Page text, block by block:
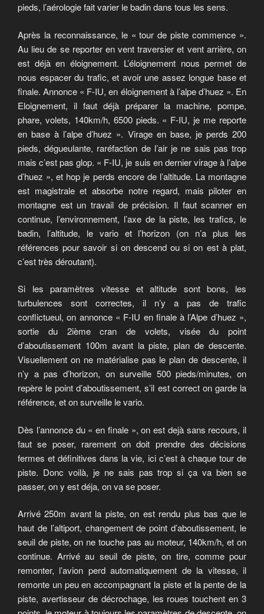
pieds, l’aérologie fait varier le badin dans tous les sens.
Après la reconnaissance, le « tour de piste commence ».
Au lieu de se reporter en vent traversier et vent arrière, on
est déjà en éloignement. L’éloignement nous permet de
nous espacer du trafic, et avoir une assez longue base et
finale. Annonce « F-IU, en éloignement à l’alpe d’huez ». En
Eloignement, il faut déjà préparer la machine, pompe,
phare, volets, 140km/h, 6500 pieds. « F-IU, je me reporte
en base à l’alpe d’huez ». Virage en base, je perds 200
pieds, dégueulante, raréfaction de l’air je ne sais pas trop
mais c’est pas glop. « F-IU, je suis en dernier virage à l’alpe
d’huez », et hop je perds encore de l’altitude. La montagne
est magistrale et absorbe notre regard, mais piloter en
montagne est un travail de précision. Il faut scanner en
continue, l’environnement, l’axe de la piste, les trafics, le
badin, l’altitude, le vario et l’horizon (on n’a plus les
références pour savoir si on descend ou si on est à plat,
c’est très déroutant).
Si les paramètres vitesse et altitude sont bons, les
turbulences sont correctes, il n’y a pas de trafic
conflictueul, on annonce « F-IU en finale à l’Alpe d’huez »,
sortie du 2ième cran de volets, visée du point
d’aboutissement 100m avant la piste, plan de descente.
Visuellement on ne matérialise pas le plan de descente, il
n’y a pas d’horizon, on surveille 500 pieds/minutes, on
repère le point d’aboutissement, s’il est correct on garde la
référence, et on surveille le vario.
Dès l’annonce du « en finale », on est dejà sans recours, il
faut se poser, rarement on doit prendre des décisions
fermes et définitives dans la vie, ici c’est à chaque tour de
piste. Donc voilà, je ne sais pas trop si ça va bien se
passer, on y est déja, on va se poser.
Arrivé 250m avant la piste, on est rendu plus bas que le
haut de l’altiport, changement de point d’aboutissement, le
seuil de piste, on ne touche pas au moteur, 140km/h, et on
continue. Arrivé au seuil de piste, on tire, comme pour
remonter, l’avion perd automatiquement de la vitesse, il
remonte un peu en accompagnant la piste et la pente de la
piste, avertisseur de décrochage, les roues touchent en 3